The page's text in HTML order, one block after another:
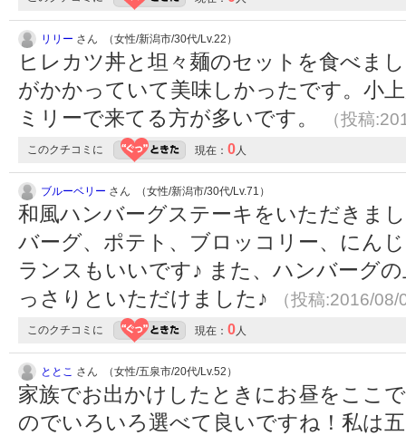
リリー さん （女性/新潟市/30代/Lv.22）
ヒレカツ丼と坦々麺のセットを食べま
がかかっていて美味しかったです。小
ミリーで来てる方が多いです。
（投稿
このクチコミに 現在： 0 人
ブルーベリー さん （女性/新潟市/30代/Lv.71）
和風ハンバーグステーキをいただきま
バーグ、ポテト、ブロッコリー、にん
ランスもいいです♪ また、ハンバーグ
っさりといただけました♪
（投稿:2016/
このクチコミに 現在： 0 人
ととこ さん （女性/五泉市/20代/Lv.52）
家族でお出かけしたときにお昼をここ
のでいろいろ選べて良いですね！私は